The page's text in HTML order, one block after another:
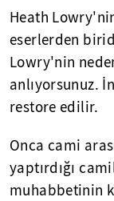
Heath
eserlerden
Lowry'nin
anlıyorsunuz.
restore edilir.
Onca cami
yaptırdığı
muhabbetinin